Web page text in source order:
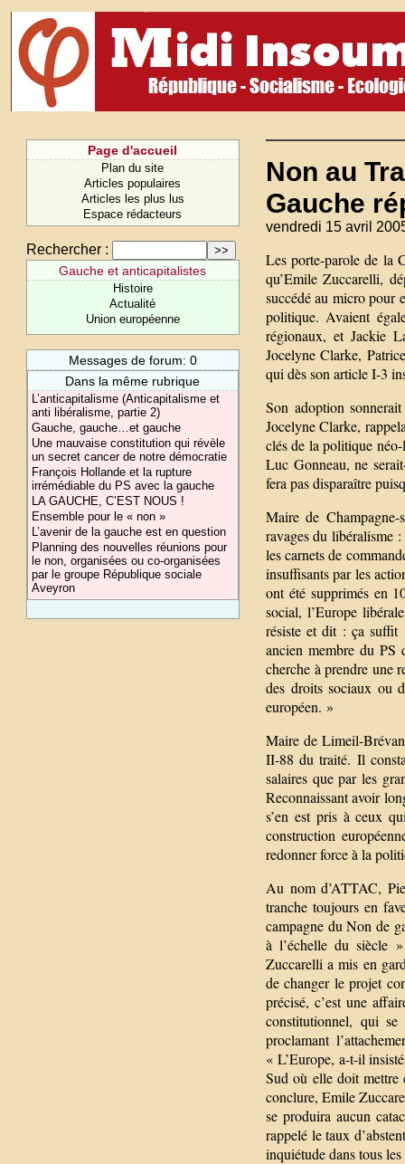
Page d'accueil
Plan du site
Articles populaires
Articles les plus lus
Espace rédacteurs
Rechercher :
Gauche et anticapitalistes
Histoire
Actualité
Union européenne
Messages de forum: 0
Dans la même rubrique
L’anticapitalisme (Anticapitalisme et
anti libéralisme, partie 2)
Gauche, gauche…et gauche
Une mauvaise constitution qui révèle
un secret cancer de notre démocratie
François Hollande et la rupture
irrémédiable du PS avec la gauche
LA GAUCHE, C’EST NOUS !
Ensemble pour le « non »
L’avenir de la gauche est en question
Planning des nouvelles réunions pour
le non, organisées ou co-organisées
par le groupe République sociale
Aveyron
Non au
Gauche
vendredi 15 avril
Les porte-parole de la
qu’Emile Zuccarelli,
succédé au micro pour
politique. Avaient
régionaux, et Jackie
Jocelyne Clarke,
qui dès son article I-3
Son adoption
Jocelyne Clarke,
clés de la politique
Luc Gonneau, ne
fera pas disparaître
Maire de
ravages du libéralisme
les carnets de
insuffisants par les
ont été supprimés en
social, l’Europe
résiste et dit : ça suffit
ancien membre du PS
cherche à prendre une
des droits sociaux ou
européen. »
Maire de Limeil-
II-88 du traité. Il
salaires que par les
Reconnaissant avoir
s’en est pris à ceux
construction
redonner force à la
Au nom d’ATTAC,
tranche toujours en
campagne du Non de
à l’échelle du siècle
Zuccarelli a mis en
de changer le projet
précisé, c’est une
constitutionnel, qui
proclamant
« L’Europe, a-t-il
Sud où elle doit mettre
conclure, Emile
se produira aucun
rappelé le taux
inquiétude dans tous